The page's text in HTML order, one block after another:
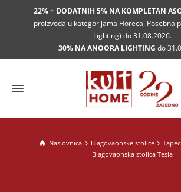
22% + DODATNIH 5% NA KOMPLETAN
proizvoda u kategorijama Horeca, Posebna
Lighting) do 31.08.2026.
30% NA ANOORA LIGHTING do
Naslovnica Blagovaonske stolice
Blagovaonska stolica Tesla